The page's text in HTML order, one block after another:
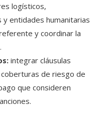
logísticos,
y entidades humanitarias
y coordinar la
integrar cláusulas
de riesgo de
que consideren